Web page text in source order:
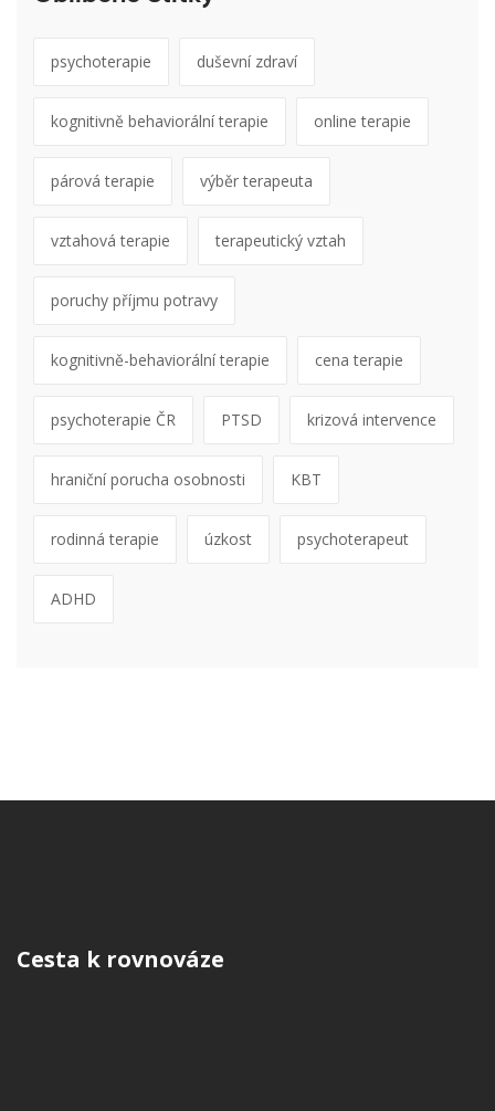
psychoterapie duševní zdraví
kognitivně behaviorální terapie online terapie
párová terapie výběr terapeuta
vztahová terapie terapeutický vztah
poruchy příjmu potravy
kognitivně-behaviorální terapie cena terapie
psychoterapie ČR PTSD krizová intervence
hraniční porucha osobnosti KBT
rodinná terapie úzkost psychoterapeut
ADHD
Cesta k rovnováze